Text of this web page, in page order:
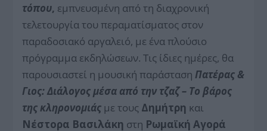
τόπου, εμπνευσμένη από τη διαχρονική
τελετουργία του περαματίσματος στον
παραδοσιακό αργαλειό, με ένα πλούσιο
πρόγραμμα εκδηλώσεων. Τις ίδιες ημέρες, θα
παρουσιαστεί η μουσική παράσταση Πατέρας &
Γιος: Διάλογος μέσα από την τζαζ – Το βάρος
της κληρονομιάς με τους Δημήτρη και
Νέστορα Βασιλάκη στη Ρωμαϊκή Αγορά